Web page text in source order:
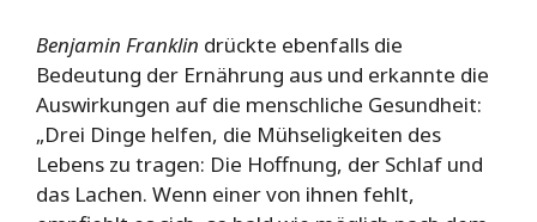
Benjamin Franklin drückte ebenfalls die
Bedeutung der Ernährung aus und erkannte die
Auswirkungen auf die menschliche Gesundheit:
„Drei Dinge helfen, die Mühseligkeiten des
Lebens zu tragen: Die Hoffnung, der Schlaf und
das Lachen. Wenn einer von ihnen fehlt,